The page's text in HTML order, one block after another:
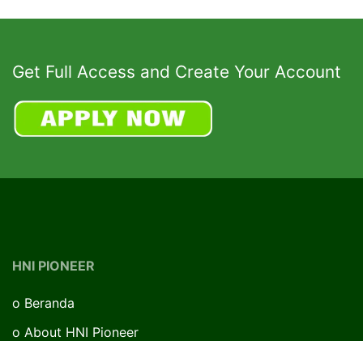
Get Full Access and Create Your Account
HNI PIONEER
o Beranda
o About HNI Pioneer